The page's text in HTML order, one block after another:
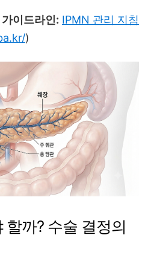
이드라인: IPMN 관리 지침
)
할까? 수술 결정의